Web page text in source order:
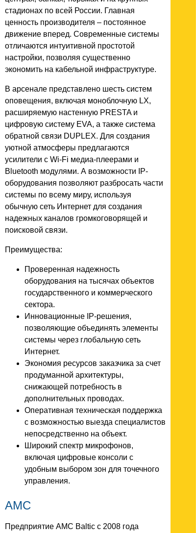
стадионах по всей России. Главная
ценность производителя – постоянное
движение вперед. Современные системы
отличаются интуитивной простотой
настройки, позволяя существенно
экономить на кабельной инфраструктуре.
В арсенале представлено шесть систем
оповещения, включая моноблочную LX,
расширяемую настенную PRESTA и
цифровую систему EVA, а также система
обратной связи DUPLEX. Для создания
уютной атмосферы предлагаются
усилители с Wi-Fi медиа-плеерами и
Bluetooth модулями. А возможности IP-
оборудования позволяют разбросать части
системы по всему миру, используя
обычную сеть Интернет для создания
надежных каналов громкоговорящей и
поисковой связи.
Преимущества:
Проверенная надежность
оборудования на тысячах объектов
государственного и коммерческого
сектора.
Инновационные IP-решения,
позволяющие объединять элементы
системы через глобальную сеть
Интернет.
Экономия ресурсов заказчика за счет
продуманной архитектуры,
снижающей потребность в
дополнительных проводах.
Оперативная техническая поддержка
с возможностью выезда специалистов
непосредственно на объект.
Широкий спектр микрофонов,
включая цифровые консоли с
удобным выбором зон для точечного
управления.
AMC
Предприятие AMC Baltic с 2008 года